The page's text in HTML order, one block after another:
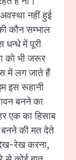
नहीं हुई
कौन सम्भाल
में पूरी
को भी जरूर
में लग जाते हैं
इस रूहानी
बनने का
एक का हिसाब
बनने की मत देते
देख-रेख करना,